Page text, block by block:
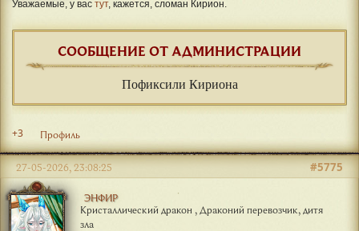
Уважаемые, у вас тут, кажется, сломан Кирион.
СООБЩЕНИЕ ОТ АДМИНИСТРАЦИИ
Пофиксили Кириона
+3 Профиль
ЭНФИР
Кристаллический дракон , Драконий перевозчик, дитя
зла
#5775
27-05-2026, 23:08:25